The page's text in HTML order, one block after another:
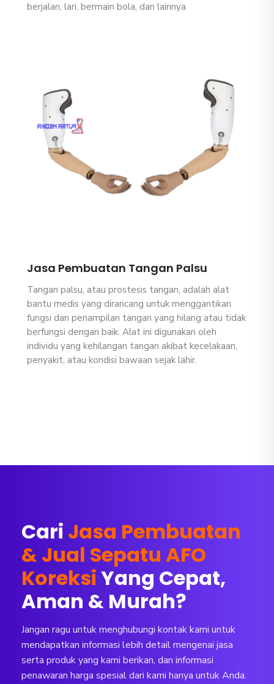
berjalan, lari, bermain bola, dan lainnya
Jasa Pembuatan Tangan Palsu
Tangan palsu, atau prostesis tangan, adalah alat
bantu medis yang dirancang untuk menggantikan
fungsi dan penampilan tangan yang hilang atau tidak
berfungsi dengan baik. Alat ini digunakan oleh
individu yang kehilangan tangan akibat kecelakaan,
penyakit, atau kondisi bawaan sejak lahir.
Cari Jasa Pembuatan
& Jual Sepatu AFO
KoreksiYang Cepat,
Aman & Murah?
Jangan ragu untuk menghubungi kontak kami untuk
mendapatkan informasi lebih detail mengenai jasa
serta produk yang kami berikan, dan informasi
penawaran harga spesial dari kami hanya untuk Anda.